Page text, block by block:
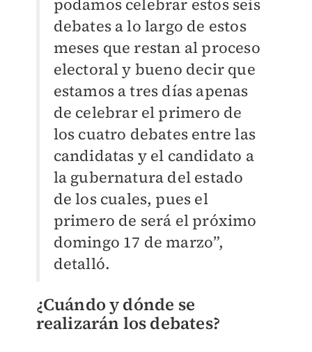
podamos celebrar estos seis
debates a lo largo de estos
meses que restan al proceso
electoral y bueno decir que
estamos a tres días apenas
de celebrar el primero de
los cuatro debates entre las
candidatas y el candidato a
la gubernatura del estado
de los cuales, pues el
primero de será el próximo
domingo 17 de marzo”,
detalló.
¿Cuándo y dónde se
realizarán los debates?